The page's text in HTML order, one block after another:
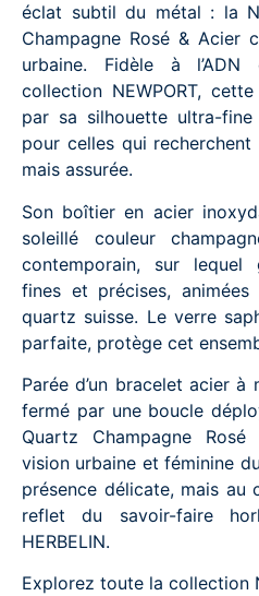
éclat subtil du métal : la
Champagne Rosé & Acier
urbaine. Fidèle à l’ADN
collection NEWPORT,
par sa silhouette ultra-
pour celles qui
mais assurée.
Son boîtier en acier
soleillé couleur
contemporain, sur lequel
fines et précises,
quartz suisse. Le verre
parfaite, protège cet
Parée d’un bracelet acier
fermé par une boucle
Quartz Champagne
vision urbaine et féminine
présence délicate, mais au
reflet du savoir-faire
HERBELIN.
Explorez toute la collection